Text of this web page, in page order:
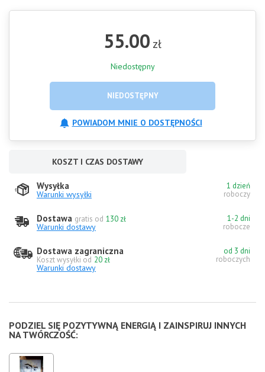
55.00 zł
Niedostępny
NIEDOSTĘPNY
POWIADOM MNIE O DOSTĘPNOŚCI
KOSZT I CZAS DOSTAWY
Wysyłka
Warunki wysyłki
1 dzień
roboczy
Dostawa gratis od 130 zł
Warunki dostawy
1-2 dni
robocze
Dostawa zagraniczna
Koszt wysyłki od 20 zł
Warunki dostawy
od 3 dni
roboczych
PODZIEL SIĘ POZYTYWNĄ ENERGIĄ I ZAINSPIRUJ INNYCH
NA TWÓRCZOŚĆ: